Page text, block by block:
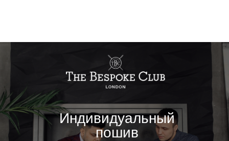
Индивидуальный
пошив